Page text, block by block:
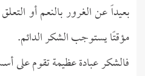
بعيداً عن الغرور بالنعم أو
مؤقتًا يستوجب الشكر الدائم.
فالشكر عبادة عظيمة تقوم على